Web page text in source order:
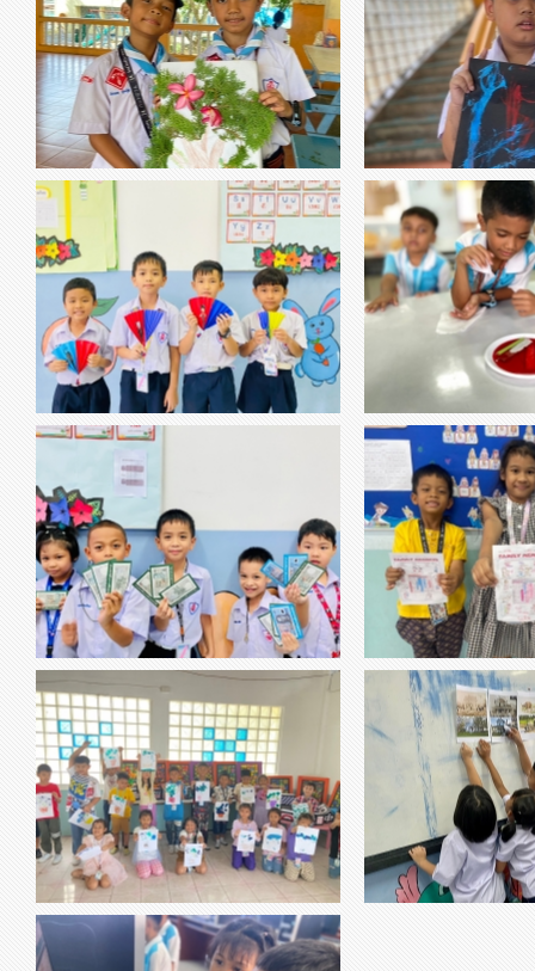
thumbnail-603987.jpg
งานศิลปะ การสร้างภาพปะติดด้วยใบไม้ thumbnail-060727.jpg
วิชา ศิลปะ ฝึกการใ
พรมเป็น
thumbnail-187128.jpg
วิชาการงานอาชีพ การทำพัด DIY
จากกระดาษ
thumbnail-352300.jpg
วิชาวิทยาศาสตร์ เ
ซับน้ำขอ
thumbnail-587422.jpg
วิชาสังคมศึกษา ชั้น ป.1-2 เรื่อง สินค้า
เเละบริการในชีวิตประจำวัน
thumbnail-475528.jpg
เรื่อง Family members เ
word search
วิชาภาษา
thumbnail-886364.jpg
วิชา ศิลปะ เรื่อง การพิมพ์ภาพจาก
ก้านกล้วย
thumbnail-223724.jpg
วิชาประวัติศาสตร์ ป.1-2
ชุมชนจากอดีตถึงปัจจุบัน
ออกมาสังเกตภาพการเปลี่
คนในชุมชน
วิชาประวัติศาสตร์
คนในชุมชนจา